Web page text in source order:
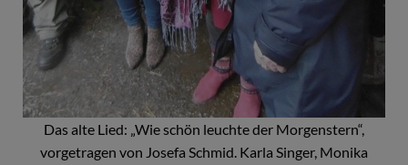
Das alte Lied: „Wie schön leuchte der Morgenstern“,
vorgetragen von Josefa Schmid. Karla Singer, Monika